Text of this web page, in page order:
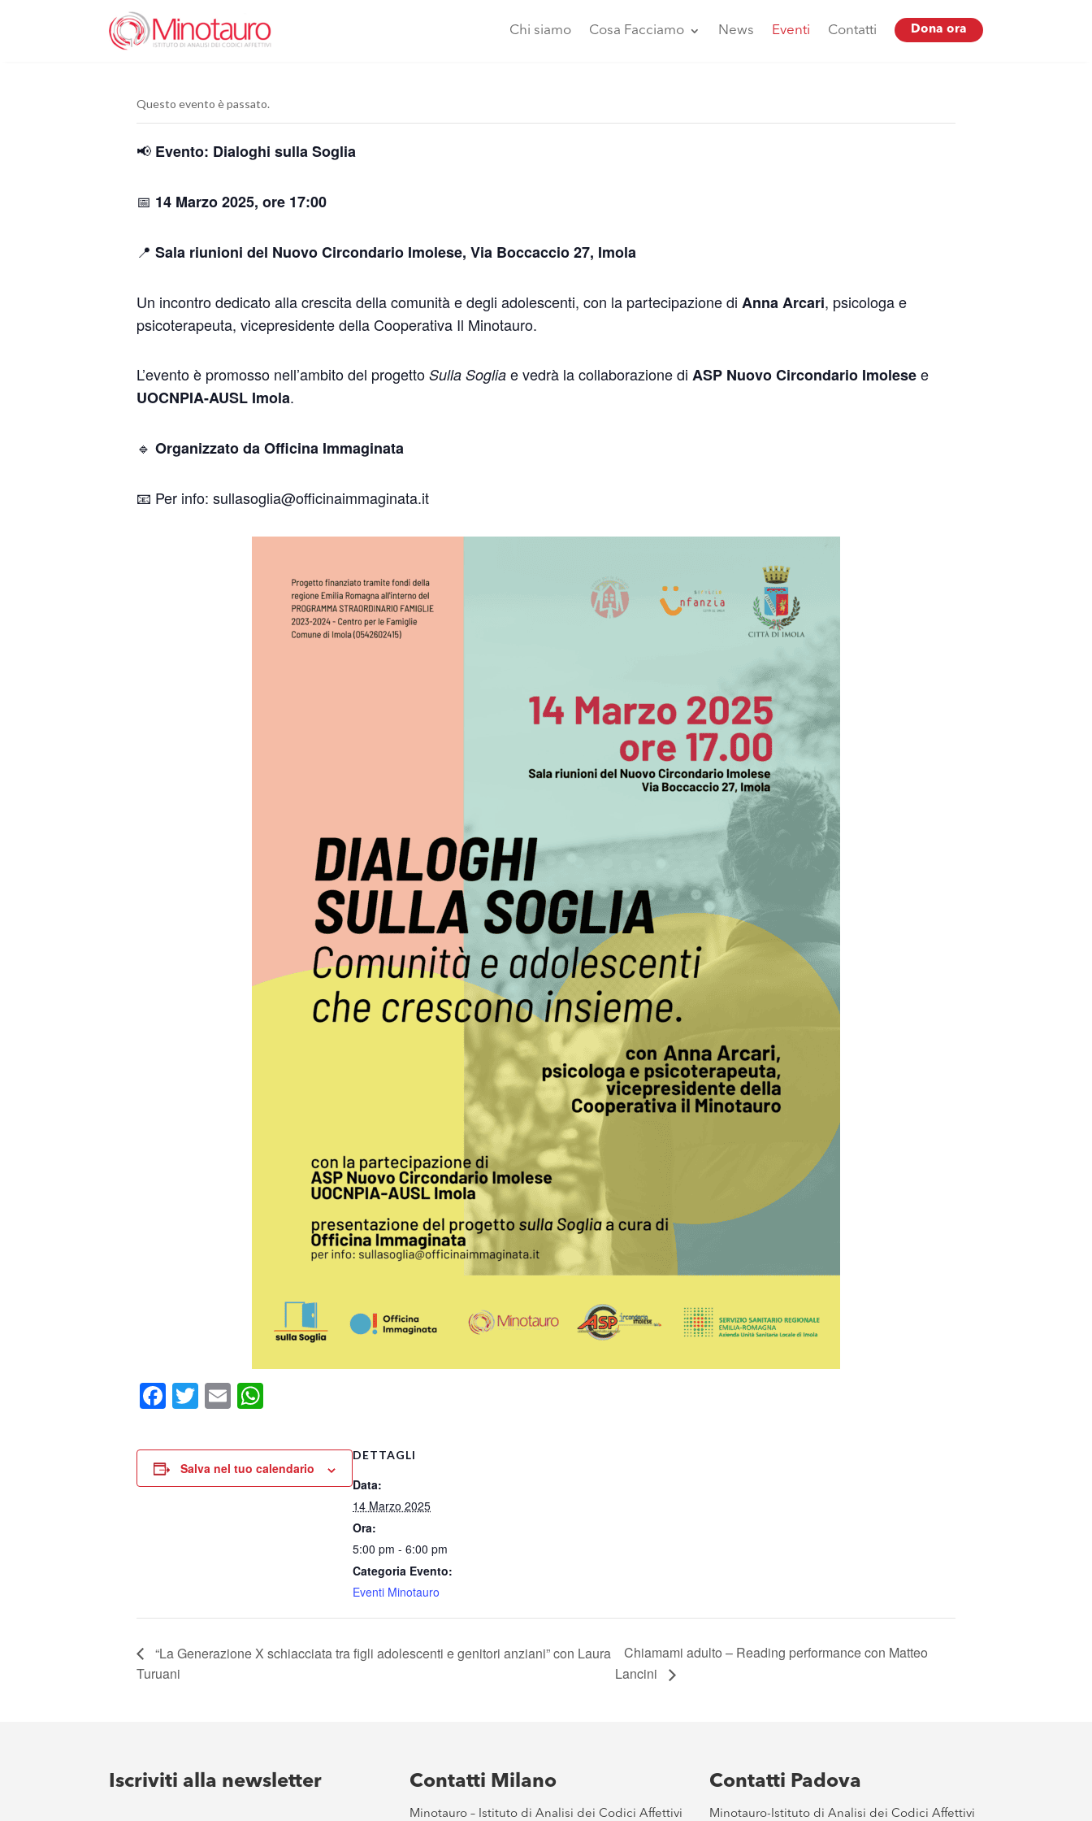
Chi siamo Cosa Facciamo News Eventi Contatti Dona ora
Questo evento è passato.
📢 Evento: Dialoghi sulla Soglia
📅 14 Marzo 2025, ore 17:00
📍 Sala riunioni del Nuovo Circondario Imolese, Via Boccaccio 27, Imola
Un incontro dedicato alla crescita della comunità e degli adolescenti, con la partecipazione di Anna Arcari, psicologa e
psicoterapeuta, vicepresidente della Cooperativa Il Minotauro.
L’evento è promosso nell’ambito del progetto Sulla Soglia e vedrà la collaborazione di ASP Nuovo Circondario Imolesee
UOCNPIA-AUSL Imola.
🔹 Organizzato da Officina Immaginata
📧 Per info: sullasoglia@officinaimmaginata.it
Facebook
Twitter
Email
Salva nel tuo calendario
DETTAGLI
Data:
14 Marzo 2025
Ora:
5:00 pm - 6:00 pm
Categoria Evento:
Eventi Minotauro
“La Generazione X schiacciata tra figli adolescenti e genitori anziani” con Laura
Turuani
Chiamami adulto – Reading performance con Matteo
Lancini
Iscriviti alla newsletter Contatti Milano
Minotauro – Istituto di Analisi dei Codici Affettivi
Contatti Padova
Minotauro-Istituto di Analisi dei Codici Affettivi